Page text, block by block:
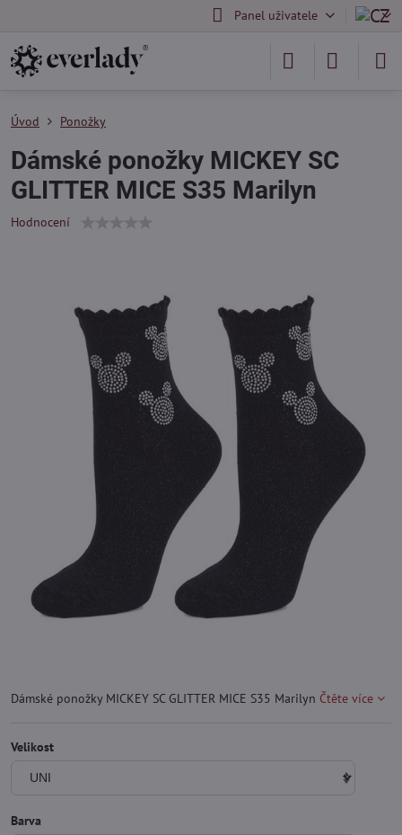
Panel uživatele
Úvod Ponožky
Dámské ponožky MICKEY SC
GLITTER MICE S35 Marilyn
Hodnocení
Dámské ponožky MICKEY SC GLITTER MICE S35 Marilyn Čtěte více
Velikost
Barva